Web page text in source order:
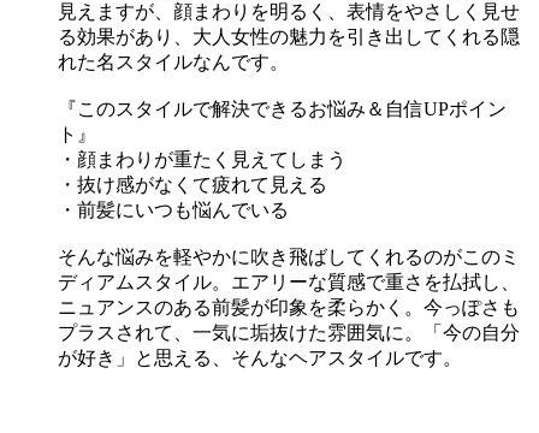
見えますが、顔まわりを明るく、表情をやさしく見せ
る効果があり、大人女性の魅力を引き出してくれる隠
れた名スタイルなんです。
『このスタイルで解決できるお悩み＆自信UPポイン
ト』
・顔まわりが重たく見えてしまう
・抜け感がなくて疲れて見える
・前髪にいつも悩んでいる
そんな悩みを軽やかに吹き飛ばしてくれるのがこのミ
ディアムスタイル。エアリーな質感で重さを払拭し、
ニュアンスのある前髪が印象を柔らかく。今っぽさも
プラスされて、一気に垢抜けた雰囲気に。「今の自分
が好き」と思える、そんなヘアスタイルです。